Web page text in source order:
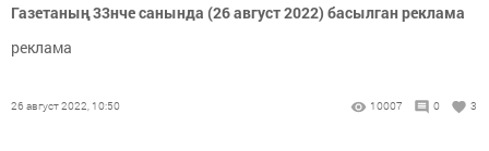
Газетаның 33нче санында (26 август 2022) басылган реклама
реклама
26 август 2022, 10:50 10007 0 3